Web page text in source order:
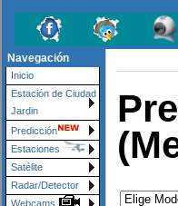
Navegación
Inicio
Estación de Ciudad
Jardin
Predicción
Estaciones
Satélite
Radar/Detector
Webcams